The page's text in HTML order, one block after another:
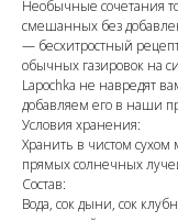
Необычные сочетания
смешанных без
— бесхитростный
обычных газировок на
Lapochka не навредят
добавляем его в наши
Условия хранения:
Хранить в чистом сухом
прямых солнечных
Состав:
Вода, сок дыни, сок